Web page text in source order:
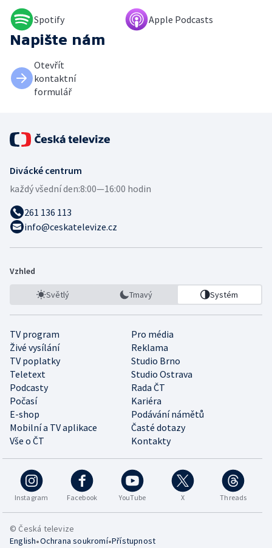
Spotify Apple Podcasts
Napište nám
Otevřít
kontaktní
formulář
Divácké centrum
každý všední den:8:00—16:00 hodin
261 136 113
info@ceskatelevize.cz
Vzhled
Světlý Tmavý Systém
TV program
Pro média
Živé vysílání
Reklama
TV poplatky
Studio Brno
Teletext
Studio Ostrava
Podcasty
Rada ČT
Počasí
Kariéra
E-shop
Podávání námětů
Mobilní a TV aplikace
Časté dotazy
Vše o ČT
Kontakty
Instagram Facebook YouTube X Threads
© Česká televize
English•Ochrana soukromí•Přístupnost